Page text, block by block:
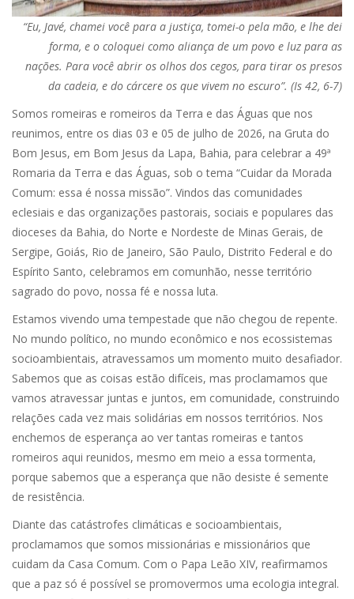
“Eu, Javé, chamei você para a justiça, tomei-o pela mão, e lhe dei
forma, e o coloquei como aliança de um povo e luz para as
nações. Para você abrir os olhos dos cegos, para tirar os presos
da cadeia, e do cárcere os que vivem no escuro”. (Is 42, 6-7)
Somos romeiras e romeiros da Terra e das Águas que nos
reunimos, entre os dias 03 e 05 de julho de 2026, na Gruta do
Bom Jesus, em Bom Jesus da Lapa, Bahia, para celebrar a 49ª
Romaria da Terra e das Águas, sob o tema “Cuidar da Morada
Comum: essa é nossa missão”. Vindos das comunidades
eclesiais e das organizações pastorais, sociais e populares das
dioceses da Bahia, do Norte e Nordeste de Minas Gerais, de
Sergipe, Goiás, Rio de Janeiro, São Paulo, Distrito Federal e do
Espírito Santo, celebramos em comunhão, nesse território
sagrado do povo, nossa fé e nossa luta.
Estamos vivendo uma tempestade que não chegou de repente.
No mundo político, no mundo econômico e nos ecossistemas
socioambientais, atravessamos um momento muito desafiador.
Sabemos que as coisas estão difíceis, mas proclamamos que
vamos atravessar juntas e juntos, em comunidade, construindo
relações cada vez mais solidárias em nossos territórios. Nos
enchemos de esperança ao ver tantas romeiras e tantos
romeiros aqui reunidos, mesmo em meio a essa tormenta,
porque sabemos que a esperança que não desiste é semente
de resistência.
Diante das catástrofes climáticas e socioambientais,
proclamamos que somos missionárias e missionários que
cuidam da Casa Comum. Com o Papa Leão XIV, reafirmamos
que a paz só é possível se promovermos uma ecologia integral.